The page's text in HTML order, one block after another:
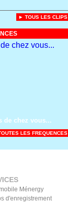
► TOUS LES CLIPS
de chez vous...
LES FREQUENCES
Ménergy
d'enregistrement